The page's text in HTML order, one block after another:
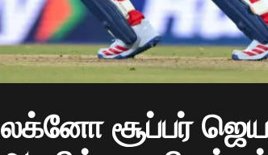
லக்னோ சூப்பர்